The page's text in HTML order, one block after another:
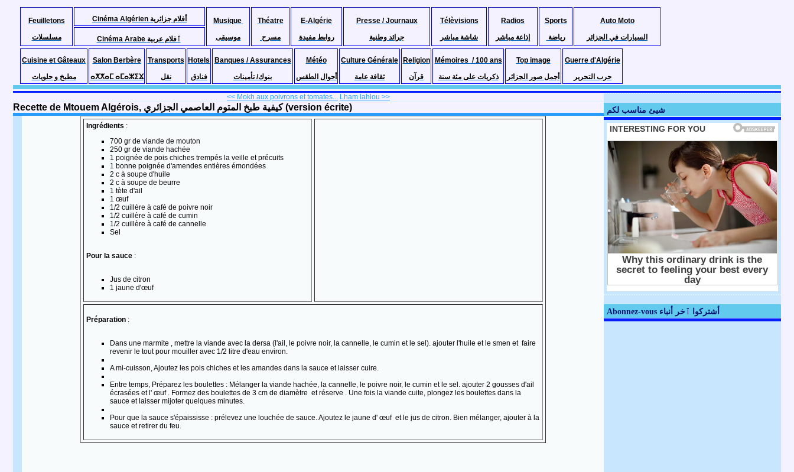
Feuilletons
مسلسلات
Cinéma Algérien أفلام جزائرية
Musique
موسيقى
Théatre
مسرح
E-Algérie
روابط مفيدة
Presse / Journaux
جرائد وطنية
Télèvisions
شاشة مباشر
Radios
إذاعة مباشر
Sports
رياضة
Auto Moto
السيارات في الجزائر
Cinéma Arabe ٱفلام عربية
Cuisine et Gâteaux
مطبخ و حلويات
Salon Berbère
ⴰⵅⵅⴰⵎ ⴰⵎⴰⵣⵉⴴ
Transports
نقل
Hotels
فنادق
Banques / Assurances
بنوك/ تأمينات
Météo
أحوال الطقس
Culture Générale
ثقافة عامة
Religion
قرآن
Mémoires / 100 ans
ذكريات على مئة سنة
Top image
أجمل صور الجزائر
Guerre d'Algérie
حرب التحرير
<< Mokh aux poivrons et tomates... Lham lahlou >>
Recette de Mtouem Algérois, كيفية طبخ المتوم العاصمي الجزائري (version écrite)
Ingrédients :
700 gr de viande de mouton
250 gr de viande hachée
1 poignée de pois chiches trempés la veille et précuits
1 bonne poignée d'amendes entières émondées
2 c à soupe d'huile
2 c à soupe de beurre
1 tète d'ail
1 œuf
1/2 cuillère à café de poivre noir
1/2 cuillère à café de cumin
1/2 cuillère à café de cannelle
Sel
Pour la sauce:
Jus de citron
1 jaune d'œuf
Préparation:
Dans une marmite , mettre la viande avec la dersa (l'ail, le poivre noir, la cannelle, le cumin et le sel). ajouter l'huile et le smen et faire
revenir le tout pour mouiller avec 1/2 litre d'eau environ.
A mi-cuisson, Ajoutez les pois chiches et les amandes dans la sauce et laisser cuire.
Entre temps, Préparez les boulettes : Mélanger la viande hachée, la cannelle, le poivre noir, le cumin et le sel. ajouter 2 gousses d'ail
écrasées et l' œuf . Formez des boulettes de 3 cm de diamètre et réserve . Une fois la viande cuite, plongez les boulettes dans la
sauce et laisser mijoter quelques minutes.
Pour que la sauce s'épaississe : prélevez une louchée de sauce. Ajoutez le jaune d' œuf et le jus de citron. Bien mélanger, ajouter à la
sauce et retirer du feu.
شيئ مناسب لكم
Abonnez-vous أشتركوا ٱخر أنباء